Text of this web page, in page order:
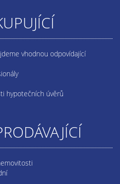
vhodnou odpovídající
hypotečních úvěrů